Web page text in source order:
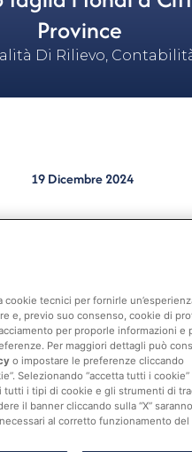
Province
Di Rilievo
19 Dicembre 2024
dalla manovra costi per
assorbiti dall’Fsc – Risorse a
Città perdono 1,4 miliardi, 5,5
investimenti.
al tuo account
tutta la notizia
o indirizzo email
tecnici per fornirle
e, previo suo consenso, cookie di
per proporle informazioni e
Per maggiori dettagli può
o impostare le preferenze cliccando
Selezionando “accetta tutti i
tutti i tipi di cookie e gli strumenti di
il banner cliccando sulla “X”
al corretto funzionamento del